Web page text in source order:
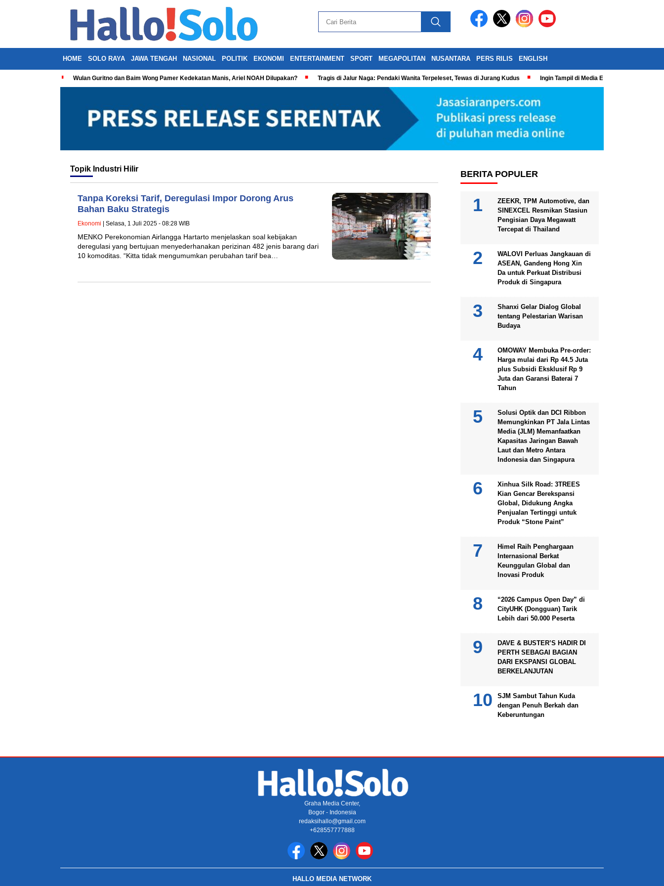
HOME SOLO RAYA JAWA TENGAH NASIONAL POLITIK EKONOMI ENTERTAINMENT SPORT MEGAPOLITAN NUSANTARA PERS RILIS ENGLISH
Wulan Guritno dan Baim Wong Pamer Kedekatan Manis, Ariel NOAH Dilupakan? Tragis di Jalur Naga: Pendaki Wanita Terpeleset, Tewas di Jurang Kudus Ingin Tampil di Media Ekonomi dan Bisnis
Topik Industri Hilir
Tanpa Koreksi Tarif, Deregulasi Impor Dorong Arus
Bahan Baku Strategis
Ekonomi | Selasa, 1 Juli 2025 - 08:28 WIB
MENKO Perekonomian Airlangga Hartarto menjelaskan soal kebijakan
deregulasi yang bertujuan menyederhanakan perizinan 482 jenis barang dari
10 komoditas. “Kitta tidak mengumumkan perubahan tarif bea…
BERITA POPULER
ZEEKR, TPM Automotive, dan
SINEXCEL Resmikan Stasiun
Pengisian Daya Megawatt
Tercepat di Thailand
WALOVI Perluas Jangkauan di
ASEAN, Gandeng Hong Xin
Da untuk Perkuat Distribusi
Produk di Singapura
Shanxi Gelar Dialog Global
tentang Pelestarian Warisan
Budaya
OMOWAY Membuka Pre-order:
Harga mulai dari Rp 44.5 Juta
plus Subsidi Eksklusif Rp 9
Juta dan Garansi Baterai 7
Tahun
Solusi Optik dan DCI Ribbon
Memungkinkan PT Jala Lintas
Media (JLM) Memanfaatkan
Kapasitas Jaringan Bawah
Laut dan Metro Antara
Indonesia dan Singapura
Xinhua Silk Road: 3TREES
Kian Gencar Berekspansi
Global, Didukung Angka
Penjualan Tertinggi untuk
Produk “Stone Paint”
Himel Raih Penghargaan
Internasional Berkat
Keunggulan Global dan
Inovasi Produk
“2026 Campus Open Day” di
CityUHK (Dongguan) Tarik
Lebih dari 50.000 Peserta
DAVE & BUSTER’S HADIR DI
PERTH SEBAGAI BAGIAN
DARI EKSPANSI GLOBAL
BERKELANJUTAN
SJM Sambut Tahun Kuda
dengan Penuh Berkah dan
Keberuntungan
Graha Media Center,
Bogor - Indonesia
redaksihallo@gmail.com
+628557777888
HALLO MEDIA NETWORK